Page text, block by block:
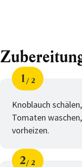
Schritt
1
von
2
Knoblauch
Tomaten
vorheizen.
2 2